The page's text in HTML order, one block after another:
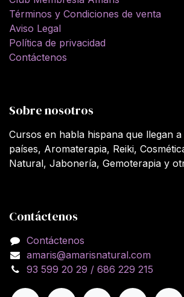
Términos y Condiciones de venta
Aviso Legal
Política de privacidad
Contáctenos
Sobre nosotros
Cursos en habla hispana que llegan
países, Aromaterapia, Reiki,
Natural, Jabonería, Gemoterapia y
Contáctenos
Contáctenos
amaris@amarisnatural.com
93 599 20 29 / 686 229 215